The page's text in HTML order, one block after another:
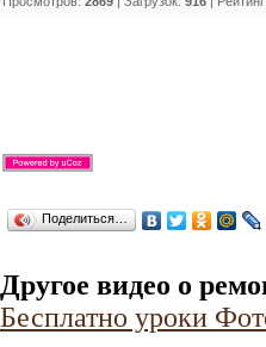
Поделиться…
Другое видео о
Бесплатно уроки